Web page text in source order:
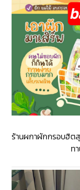
ร้านผกาผักกรอบฮิต
ท